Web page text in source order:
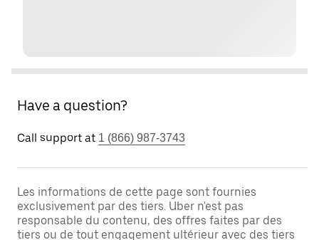
Have a question?
Call support at 1 (866) 987-3743
Les informations de cette page sont fournies
exclusivement par des tiers. Uber n'est pas
responsable du contenu, des offres faites par des
tiers ou de tout engagement ultérieur avec des tiers